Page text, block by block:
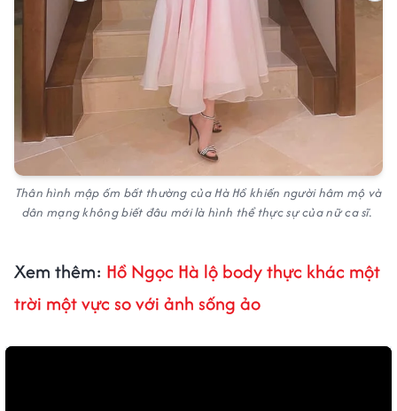
Thân hình mập ốm bất thường của Hà Hồ khiến người hâm mộ và
dân mạng không biết đâu mới là hình thể thực sự của nữ ca sĩ.
Xem thêm: Hồ Ngọc Hà lộ body thực khác một
trời một vực so với ảnh sống ảo